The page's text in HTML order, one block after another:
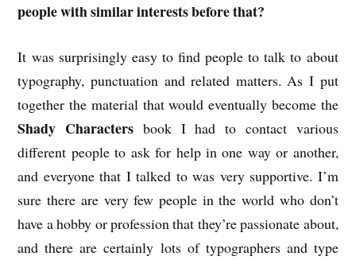
people with similar interests before that?
It was surprisingly easy to find people to talk to about
typography, punctuation and related matters. As I put
together the material that would eventually become the
Shady Characters book I had to contact various
different people to ask for help in one way or another,
and everyone that I talked to was very supportive. I’m
sure there are very few people in the world who don’t
have a hobby or profession that they’re passionate about,
and there are certainly lots of typographers and type